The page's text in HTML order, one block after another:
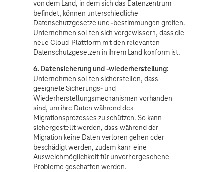
von dem Land, in dem sich das Datenzentrum
befindet, können unterschiedliche
Datenschutzgesetze und -bestimmungen greifen.
Unternehmen sollten sich vergewissern, dass die
neue Cloud-Plattform mit den relevanten
Datenschutzgesetzen in ihrem Land konform ist.
6. Datensicherung und -wiederherstellung:
Unternehmen sollten sicherstellen, dass
geeignete Sicherungs- und
Wiederherstellungsmechanismen vorhanden
sind, um ihre Daten während des
Migrationsprozesses zu schützen. So kann
sichergestellt werden, dass während der
Migration keine Daten verloren gehen oder
beschädigt werden, zudem kann eine
Ausweichmöglichkeit für unvorhergesehene
Probleme geschaffen werden.